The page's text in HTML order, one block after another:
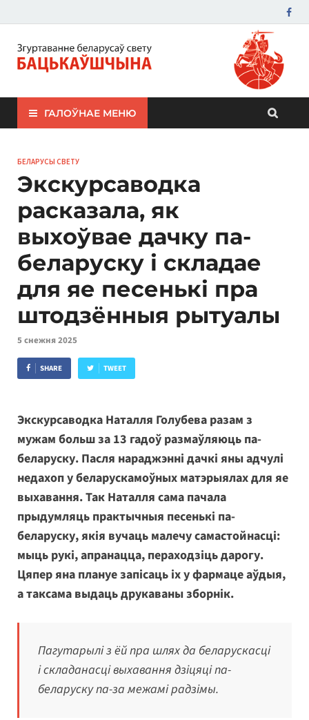
ЗБС "Бацькаўшчына"
ГАЛОЎНАЕ МЕНЮ
БЕЛАРУСЫ СВЕТУ
Экскурсаводка
расказала, як
выхоўвае дачку па-
беларуску і складае
для яе песенькі пра
штодзённыя рытуалы
5 снежня 2025
SHARE TWEET
Экскурсаводка Наталля Голубева разам з
мужам больш за 13 гадоў размаўляюць па-
беларуску. Пасля нараджэнні дачкі яны адчулі
недахоп у беларускамоўных матэрыялах для яе
выхавання. Так Наталля сама пачала
прыдумляць практычныя песенькі па-
беларуску, якія вучаць малечу самастойнасці:
мыць рукі, апранацца, пераходзіць дарогу.
Цяпер яна плануе запісаць іх у фармаце аўдыя,
а таксама выдаць друкаваны зборнік.
Пагутарылі з ёй пра шлях да беларускасці
і складанасці выхавання дзіцяці па-
беларуску па-за межамі радзімы.